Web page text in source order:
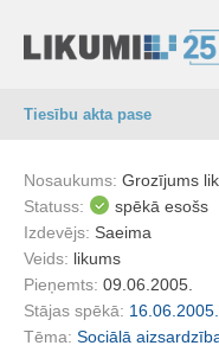
Tiesību akta pase
Nosaukums: Grozījums
Statuss:
spēkā esošs
Izdevējs: Saeima
Veids: likums
Pieņemts: 09.06.2005.
Stājas spēkā: 16.06.2005.
Tēma: Sociālā